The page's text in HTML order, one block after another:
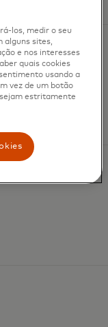
los, medir o seu
alguns sites,
e nos interesses
quais cookies
usando a
vez de um botão
estritamente